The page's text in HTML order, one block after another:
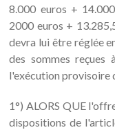
8.000 euros +
2000 euros +
devra lui être réglée
des sommes
l'exécution provisoire
1°) ALORS QUE
dispositions de